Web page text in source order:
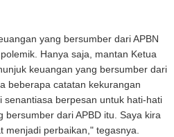
yang bersumber dari APBN
Hanya saja, mantan Ketua
keuangan yang bersumber dari
beberapa catatan kekurangan
senantiasa berpesan untuk hati-hati
dari APBD itu. Saya kira
perbaikan," tegasnya.